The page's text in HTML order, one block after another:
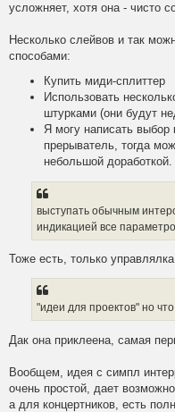
усложняет, хотя она - чисто
Несколько слейвов и так
способами:
Купить миди-сплиттер
Использовать
штурками (они будут
Я могу написать выбор
прерыватель, тогда
небольшой доработкой.
выступать обычным
индикацией все
Тоже есть, только
"идеи для проектов" но
Дак она приклеена, самая
Вообщем, идея с симпл
очень простой, дает
а для концертников, есть